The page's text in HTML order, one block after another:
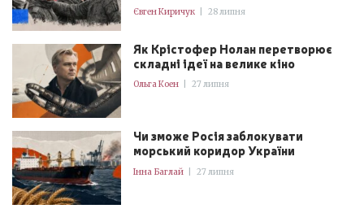
Євген Киричук 28 липня
Як Крістофер Нолан перетворює
складні ідеї на велике кіно
Ольга Коен 27 липня
Чи зможе Росія заблокувати
морський коридор України
Інна Баглай 27 липня